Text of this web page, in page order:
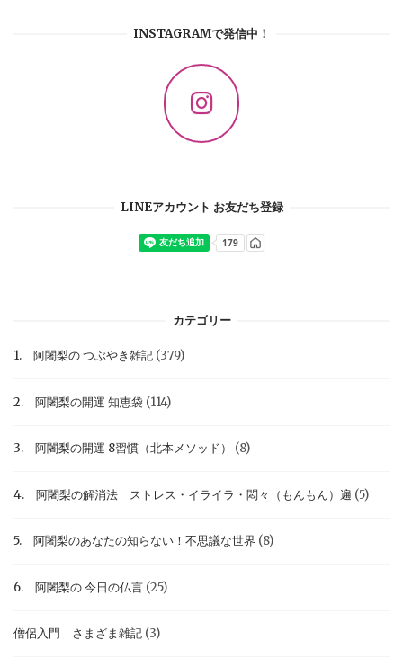
INSTAGRAMで発信中！
LINEアカウント お友だち登録
カテゴリー
1. 阿闍梨の つぶやき雑記 (379)
2. 阿闍梨の開運 知恵袋 (114)
3. 阿闍梨の開運 8習慣（北本メソッド） (8)
4. 阿闍梨の解消法 ストレス・イライラ・悶々（もんもん）遍 (5)
5. 阿闍梨のあなたの知らない！不思議な世界 (8)
6. 阿闍梨の 今日の仏言 (25)
僧侶入門 さまざま雑記 (3)